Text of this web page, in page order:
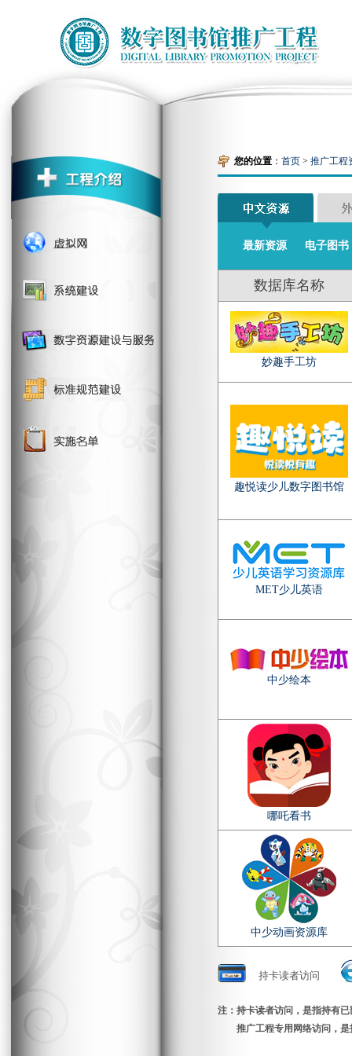
您的位置 ： 首页 > 推广工程
最新资源 电子图书
数据库名称
妙趣手工坊
趣悦读少儿数字图书馆
MET少儿英语
中少绘本
哪吒看书
中少动画资源库
持卡读者访问
注：持卡读者访问，是指持有
推广工程专用网络访问，是